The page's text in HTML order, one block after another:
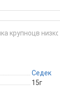
Седек
15г